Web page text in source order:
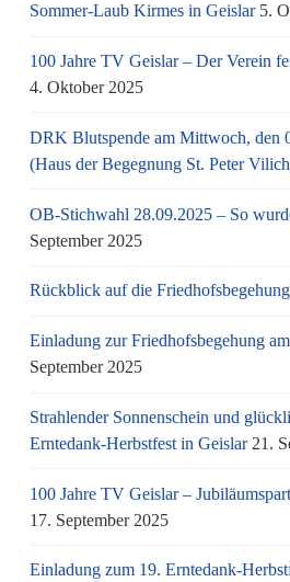
Sommer-Laub Kirmes in Geislar 5.
100 Jahre TV Geislar – Der Verein
4. Oktober 2025
DRK Blutspende am Mittwoch, den
(Haus der Begegnung St. Peter
OB-Stichwahl 28.09.2025 – So
September 2025
Rückblick auf die Friedhofsbegehung
Einladung zur Friedhofsbegehung
September 2025
Strahlender Sonnenschein und
Erntedank-Herbstfest in Geislar 21.
100 Jahre TV Geislar –
17. September 2025
Einladung zum 19. Erntedank-